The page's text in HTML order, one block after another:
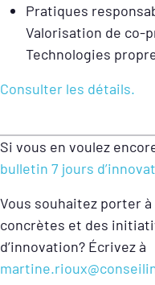
Pratiques
Valorisation de co-
Technologies
Consulter les détails.
Si vous en voulez
bulletin 7 jours
Vous souhaitez porter
concrètes et des
d’innovation? Écrivez à